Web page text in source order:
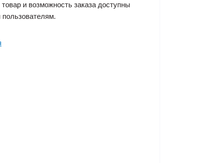
и возможность заказа доступны
пользователям.